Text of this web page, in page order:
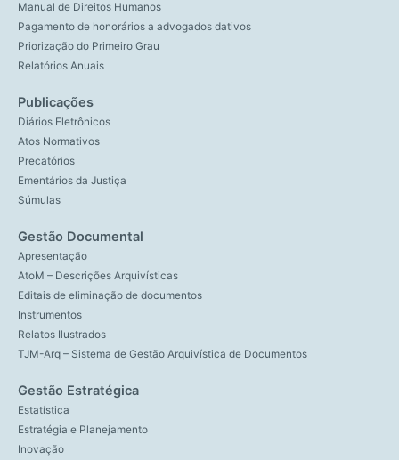
Manual de Direitos Humanos
Pagamento de honorários a advogados dativos
Priorização do Primeiro Grau
Relatórios Anuais
Publicações
Diários Eletrônicos
Atos Normativos
Precatórios
Ementários da Justiça
Súmulas
Gestão Documental
Apresentação
AtoM – Descrições Arquivísticas
Editais de eliminação de documentos
Instrumentos
Relatos Ilustrados
TJM-Arq – Sistema de Gestão Arquivística de Documentos
Gestão Estratégica
Estatística
Estratégia e Planejamento
Inovação